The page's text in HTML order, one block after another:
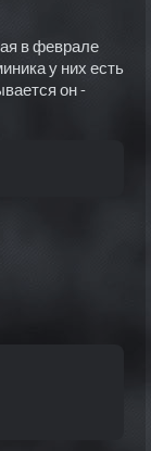
в феврале
у них есть
он -